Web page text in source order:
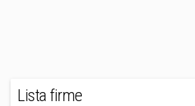
Lista firme